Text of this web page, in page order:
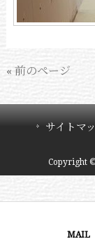
« 前のページ
サイトマ
Copyright
MAIL